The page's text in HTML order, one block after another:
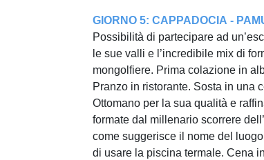
GIORNO 5: CAPPADOCIA -
Possibilità di partecipare ad
le sue valli e l’incredibile mix di
mongolfiere. Prima colazione in
Pranzo in ristorante. Sosta in una
Ottomano per la sua qualità e
formate dal millenario scorrere
come suggerisce il nome del
di usare la piscina termale. Cena